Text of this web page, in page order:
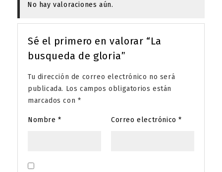
No hay valoraciones aún.
Sé el primero en valorar “La
busqueda de gloria”
Tu dirección de correo electrónico no será
publicada. Los campos obligatorios están
marcados con *
Nombre* Correo electrónico*